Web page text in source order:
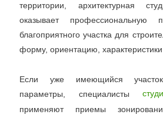
территории, архитектурная
оказывает
благоприятного участка для
форму, ориентацию,
Если уже имеющийся
параметры, специалисты
применяют приемы